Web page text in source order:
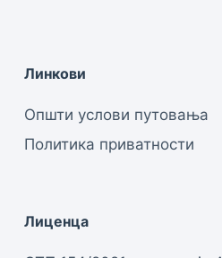
Линкови
Општи услови путовања
Политика приватности
Лиценца